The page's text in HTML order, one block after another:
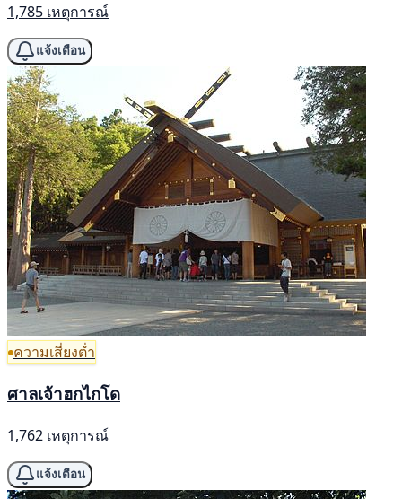
1,785 เหตุการณ์
แจ้งเตือน
ความเสี่ยงต่ำ
ศาลเจ้าฮกไกโด
1,762 เหตุการณ์
แจ้งเตือน